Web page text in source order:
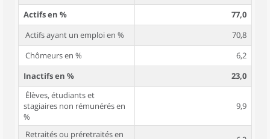
Actifs en %
77,0
Actifs ayant un emploi en %
70,8
Chômeurs en %
6,2
Inactifs en %
23,0
Élèves, étudiants et
stagiaires non rémunérés en
%
9,9
Retraités ou préretraités en